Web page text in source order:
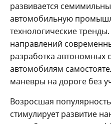
развивается
автомобильную
технологические
направлений
разработка автономных
автомобилям
маневры на дороге без
Возросшая
стимулирует развитие